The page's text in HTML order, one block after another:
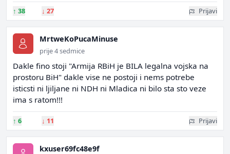
↑ 38 ↓ 27 Prijavi
MrtweKoPucaMinuse
prije 4 sedmice
Dakle fino stoji "Armija RBiH je BILA legalna vojska na
prostoru BiH" dakle vise ne postoji i nems potrebe
isticsti ni ljiljane ni NDH ni Mladica ni bilo sta sto veze
ima s ratom!!!
↑ 6 ↓ 11 Prijavi
kxuser69fc48e9f